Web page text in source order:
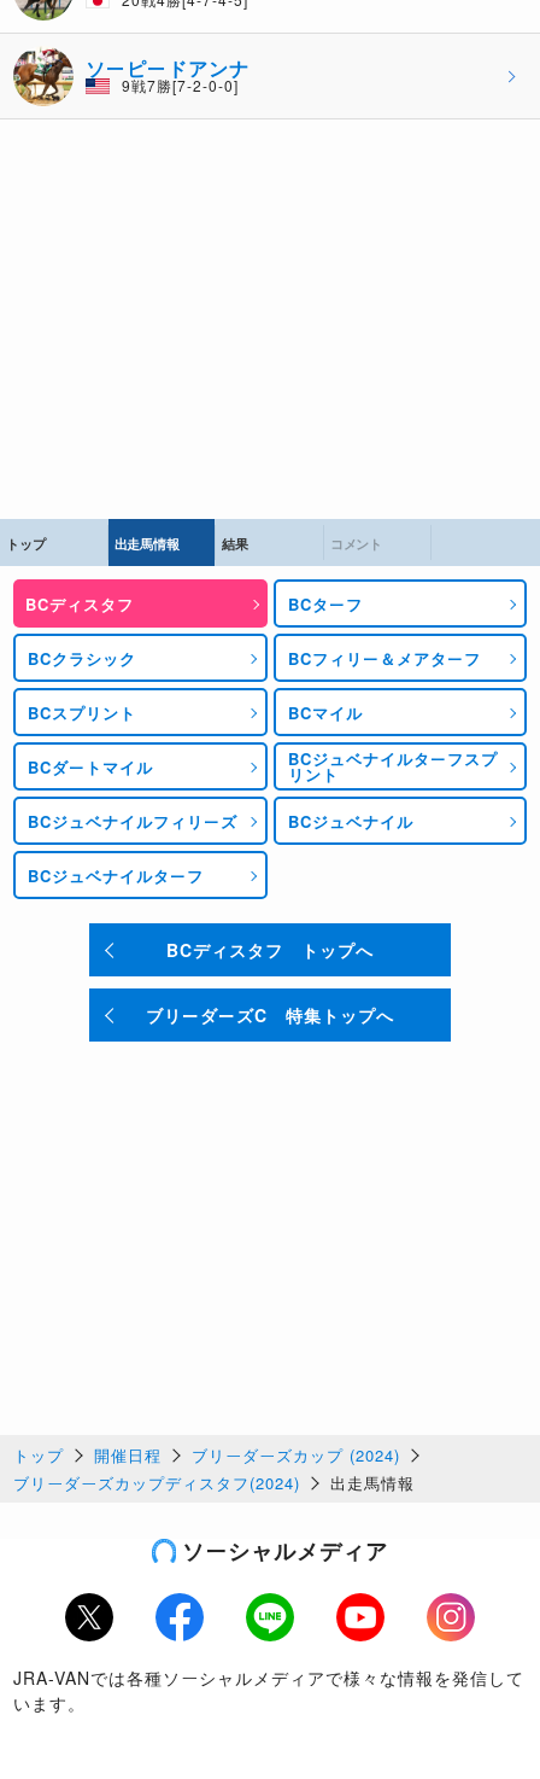
ソーピードアンナ
9戦7勝[7-2-0-0]
トップ 出走馬情報 結果 コメント
BCディスタフ BCターフ
BCクラシック BCフィリー＆メアターフ
BCスプリント BCマイル
BCダートマイル BCジュベナイルターフスプ
リント
BCジュベナイルフィリーズ BCジュベナイル
BCジュベナイルターフ
BCディスタフ トップへ
ブリーダーズC 特集トップへ
トップ 開催日程
ブリーダーズカップ (2024)
ブリーダーズカップディスタフ(2024)
出走馬情報
ソーシャルメディア
Twitter Facebook LINE Youtube
Instagram
JRA-VANでは各種ソーシャルメディアで様々な情報を発信して
います。